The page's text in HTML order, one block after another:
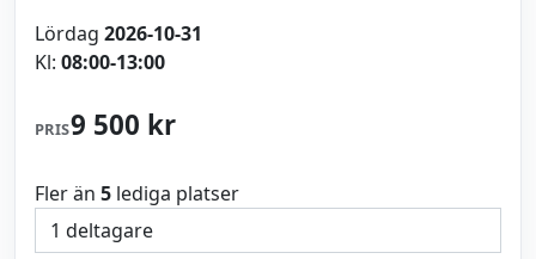
Lördag 2026-10-31
Kl: 08:00-13:00
PRIS9 500 kr
Fler än 5 lediga platser